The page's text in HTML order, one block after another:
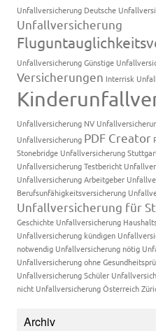
Unfallversicherung Deutsche
Unfallversicherung
UnfallversicherungGünstige
Versicherungen Interrisk
Unfallversicherung NV
Unfallversicherung PDF Creator
Stonebridge Unfallversicherung
UnfallversicherungTestbericht
Unfallversicherung Arbeitgeber
Berufsunfähigkeitsversicherung
Unfallversicherung für
Geschichte Unfallversicherung
Unfallversicherung kündigen
notwendig Unfallversicherung nötig
Unfallversicherung ohne
Unfallversicherung Schüler
nicht Unfallversicherung Österreich
Archiv